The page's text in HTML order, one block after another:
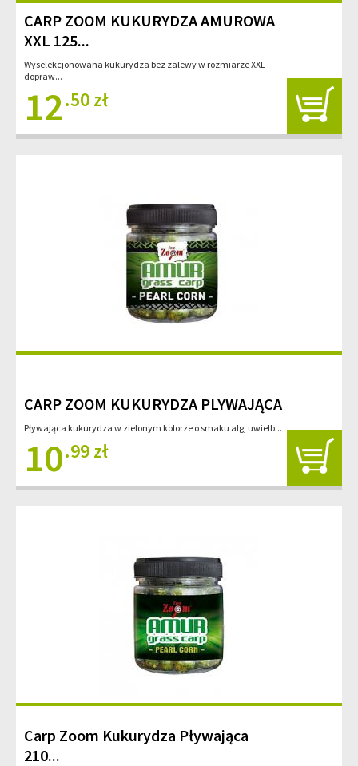
CARP ZOOM KUKURYDZA AMUROWA
XXL 125...
Wyselekcjonowana kukurydza bez zalewy w rozmiarze XXL
dopraw...
12.50 zł
CARP ZOOM KUKURYDZA PLYWAJĄCA
Pływająca kukurydza w zielonym kolorze o smaku alg, uwielb...
10.99 zł
Carp Zoom Kukurydza Pływająca
210...